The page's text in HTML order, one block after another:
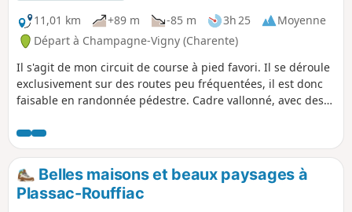
11,01 km
+89 m -85 m 3h 25
Moyenne
Départ à Champagne-Vigny (Charente)
Il s'agit de mon circuit de course à pied favori. Il se déroule
exclusivement sur des routes peu fréquentées, il est donc
faisable en randonnée pédestre. Cadre vallonné, avec des
Belles maisons et beaux paysages à
Plassac-Rouffiac